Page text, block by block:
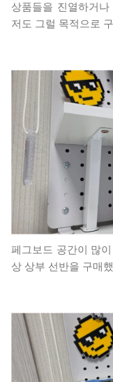
상품들을 진열하거
저도 그럴 목적으로
페그보드 공간이 많
상 상부 선반을 구매